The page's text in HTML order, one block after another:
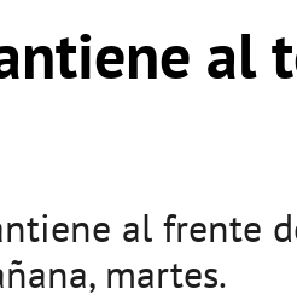
al
al frente
martes.